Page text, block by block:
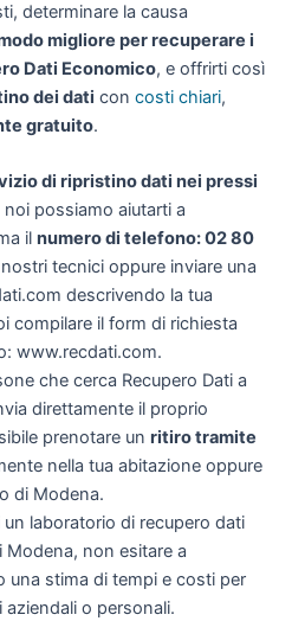
determinare la causa
migliore per recuperare i
Dati Economico, e offrirti così
dei dati con costi chiari,
gratuito.
di ripristino dati nei pressi
noi possiamo aiutarti a
il numero di telefono: 02 80
tecnici oppure inviare una
descrivendo la tua
compilare il form di richiesta
www.recdati.com.
che cerca Recupero Dati a
direttamente il proprio
prenotare un ritiro tramite
nella tua abitazione oppure
di Modena.
un laboratorio di recupero dati
non esitare a
una stima di tempi e costi per
o personali.